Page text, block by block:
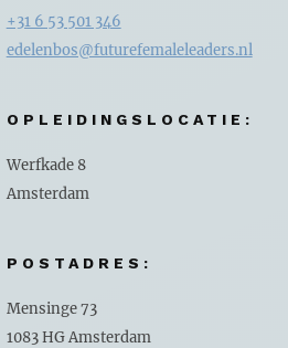
+31 6 53 501 346
edelenbos@futurefemaleleaders.nl
OPLEIDINGSLOCATIE:
Werfkade 8
Amsterdam
POSTADRES:
Mensinge 73
1083 HG Amsterdam